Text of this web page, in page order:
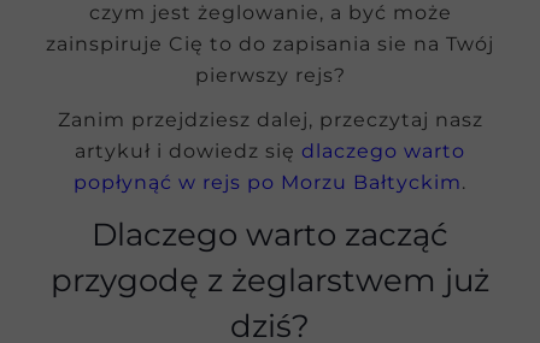
czym jest żeglowanie, a być może
zainspiruje Cię to do zapisania sie na Twój
pierwszy rejs?
Zanim przejdziesz dalej, przeczytaj nasz
artykuł i dowiedz się dlaczego warto
popłynąć w rejs po Morzu Bałtyckim.
Dlaczego warto zacząć
przygodę z żeglarstwem już
dziś?